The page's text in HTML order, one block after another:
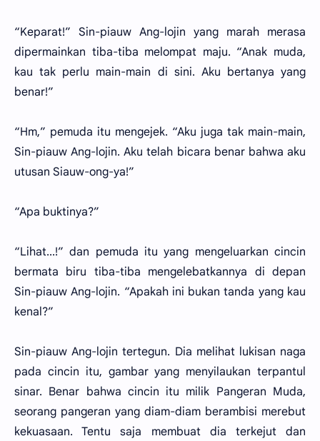
“Keparat!” Sin-piauw Ang-lojin yang marah merasa
dipermainkan tiba-tiba melompat maju. “Anak muda,
kau tak perlu main-main di sini. Aku bertanya yang
benar!”
“Hm,” pemuda itu mengejek. “Aku juga tak main-main,
Sin-piauw Ang-lojin. Aku telah bicara benar bahwa aku
utusan Siauw-ong-ya!”
“Apa buktinya?”
“Lihat...!” dan pemuda itu yang mengeluarkan cincin
bermata biru tiba-tiba mengelebatkannya di depan
Sin-piauw Ang-lojin. “Apakah ini bukan tanda yang kau
kenal?”
Sin-piauw Ang-lojin tertegun. Dia melihat lukisan naga
pada cincin itu, gambar yang menyilaukan terpantul
sinar. Benar bahwa cincin itu milik Pangeran Muda,
seorang pangeran yang diam-diam berambisi merebut
kekuasaan. Tentu saja membuat dia terkejut dan